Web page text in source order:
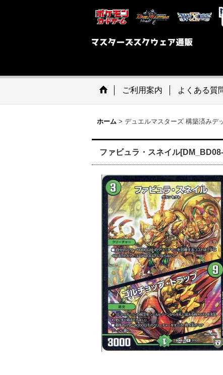
ご利用案内 よくある質
ホーム > デュエルマスターズ 構築済みデ
ファビュラ・スネイル